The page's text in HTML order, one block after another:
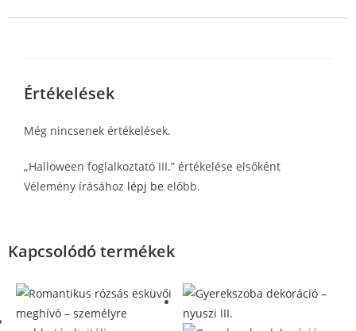
Értékelések
Még nincsenek értékelések.
„Halloween foglalkoztató III.” értékelése elsőként
Vélemény írásához lépj be előbb.
Kapcsolódó termékek